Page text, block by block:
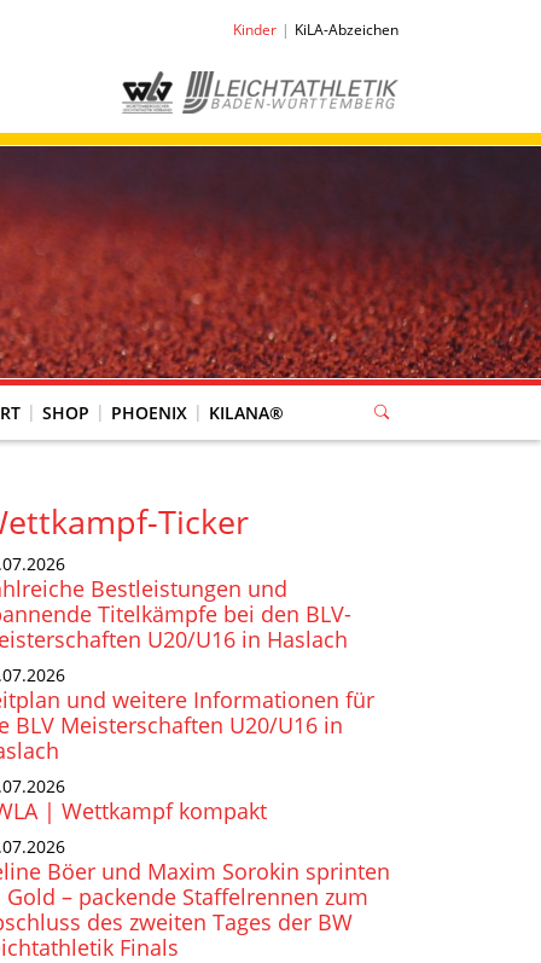
Kinder KiLA-Abzeichen
SHOP PHOENIX KILANA®
Ticker
Bestleistungen und
Titelkämpfe bei den BLV-
U20/U16 in Haslach
und weitere Informationen für
BLV Meisterschaften U20/U16 in
| Wettkampf kompakt
Böer und Maxim Sorokin sprinten
Gold – packende Staffelrennen zum
des zweiten Tages der BW
Finals